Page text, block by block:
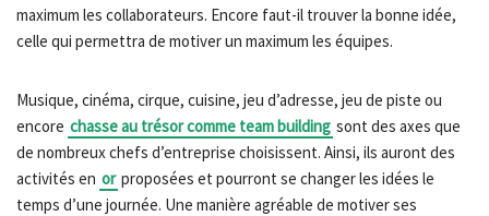
maximum les collaborateurs. Encore faut-il trouver la bonne idée,
celle qui permettra de motiver un maximum les équipes.
Musique, cinéma, cirque, cuisine, jeu d’adresse, jeu de piste ou
encore chasse au trésor comme team building sont des axes que
de nombreux chefs d’entreprise choisissent. Ainsi, ils auront des
activités en or proposées et pourront se changer les idées le
temps d’une journée. Une manière agréable de motiver ses